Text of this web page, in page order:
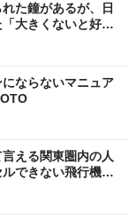
た鐘があるが、日
大きくないと好き
ならないマニュア
える関東圏内の人
できない飛行機代